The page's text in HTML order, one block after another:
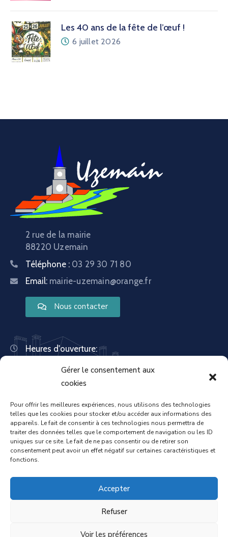
Gérer le consentement aux
cookies
Pour offrir les meilleures expériences, nous utilisons des technologies
telles que les cookies pour stocker et/ou accéder aux informations des
appareils. Le fait de consentir à ces technologies nous permettra de
traiter des données telles que le comportement de navigation ou les ID
uniques sur ce site. Le fait de ne pas consentir ou de retirer son
consentement peut avoir un effet négatif sur certaines caractéristiques et
fonctions.
Accepter
Refuser
Voir les préférences
Les 40 ans de la fête de l’œuf !
6 juillet 2026
2 rue de la mairie
88220 Uzemain
Téléphone : 03 29 30 71 80
Email: mairie-uzemain@orange.fr
Nous contacter
Heures d'ouverture:
Mardi : 13:30 – 18:00
Mercredi : 08:30 – 12:00 | 14:00 – 17:00
Vendredi : 08:30 – 12:00 | 14:00 – 17:00
Samedi : Fermée
Dimanche : Fermée
Mentions légales